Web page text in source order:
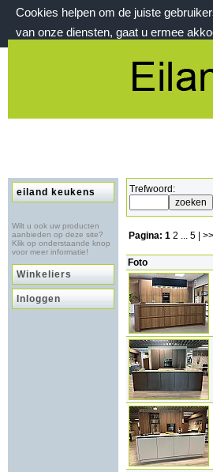
Cookies helpen om de juiste
van onze diensten, gaat u ermee
vrijdag 7 augustus 2026, 21:55 uur
Welkom bij eilandkeukens.nl
eiland keukens
Wilt u ook uw producten
aanbieden op deze site?
Klik op onderstaande knop
voor meer informatie!
Winkeliers
Inloggen
Trefwoord:
Pagina: 1 2 ... 5 | >>
Foto